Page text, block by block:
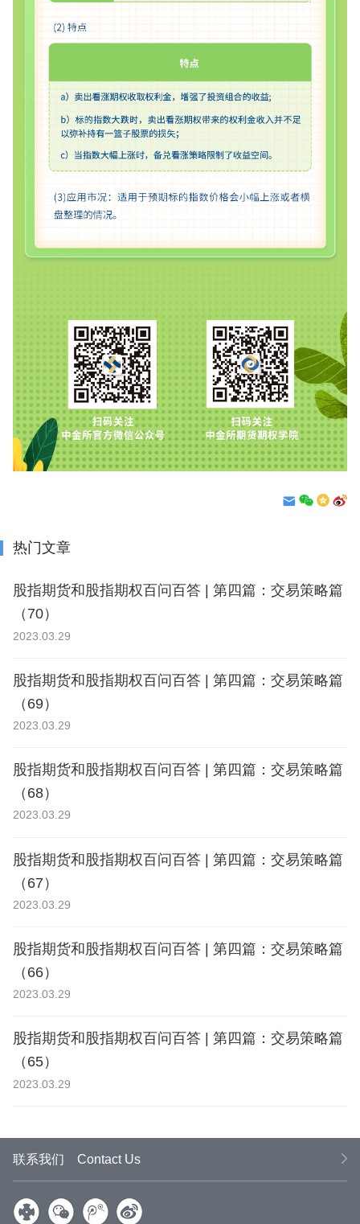
热门文章
股指期货和股指期权百问百答 | 第四篇：交易策略篇
（70）
2023.03.29
股指期货和股指期权百问百答 | 第四篇：交易策略篇
（69）
2023.03.29
股指期货和股指期权百问百答 | 第四篇：交易策略篇
（68）
2023.03.29
股指期货和股指期权百问百答 | 第四篇：交易策略篇
（67）
2023.03.29
股指期货和股指期权百问百答 | 第四篇：交易策略篇
（66）
2023.03.29
股指期货和股指期权百问百答 | 第四篇：交易策略篇
（65）
2023.03.29
联系我们Contact Us
微信 腾讯